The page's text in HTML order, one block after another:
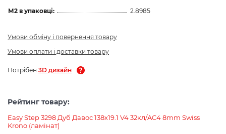
М2 в упаковці:
2.8985
Умови обміну і повернення товару
Умови оплати і доставки товару
Потрібен 3D дизайн
Рейтинг товару:
Easy Step 3298 Дуб Давос 138х19.1 V4 32кл/AC4 8mm Swiss
Krono (ламінат)